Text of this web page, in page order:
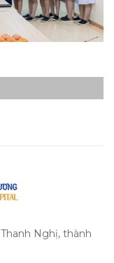
Nghị, thành